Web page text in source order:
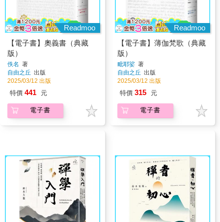
Readmoo
【電子書】奧義書（典藏
版）
佚名 著
自由之丘 出版
2025/03/12 出版
特價 441 元
電子書
Readmoo
【電子書】薄伽梵歌（典藏
版）
毗耶娑 著
自由之丘 出版
2025/03/12 出版
特價 315 元
電子書